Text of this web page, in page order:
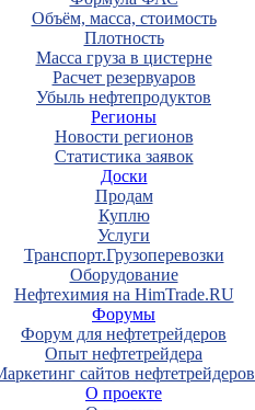
Объём, масса, стоимость
Плотность
Масса груза в цистерне
Расчет резервуаров
Убыль нефтепродуктов
Регионы
Новости регионов
Статистика заявок
Доски
Продам
Куплю
Услуги
Транспорт.Грузоперевозки
Оборудование
Нефтехимия на HimTrade.RU
Форумы
Форум для нефтетрейдеров
Опыт нефтетрейдера
сайтов нефтетрейдеров
О проекте